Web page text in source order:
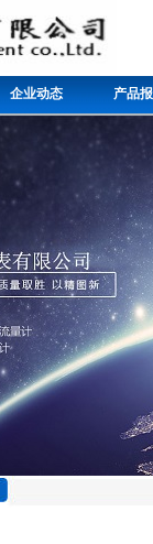
企业动态 产品